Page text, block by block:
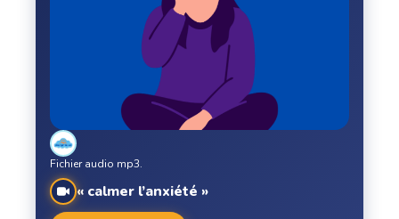
« calmer l’anxiété »
Fichier audio mp3.